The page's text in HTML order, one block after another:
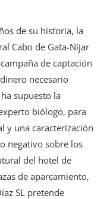
de su historia, la
Cabo de Gata-Níjar
de captación
necesario
supuesto la
biólogo, para
y una caracterización
negativo sobre los
del hotel de
de aparcamiento,
SL pretende